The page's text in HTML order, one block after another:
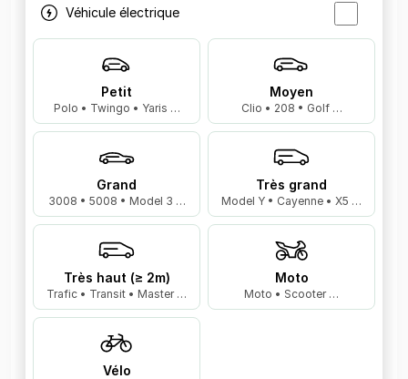
Véhicule électrique
Petit
Polo • Twingo • Yaris …
Moyen
Clio • 208 • Golf …
Grand
3008 • 5008 • Model 3 …
Très grand
Model Y • Cayenne • X5 …
Très haut (≥ 2m)
Trafic • Transit • Master …
Moto
Moto • Scooter …
Vélo